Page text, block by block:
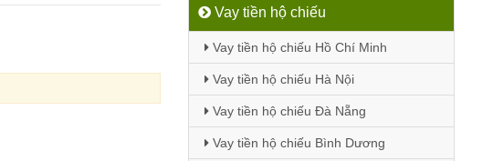
Vay tiền hộ chiếu
Vay tiền hộ chiếu Hồ Chí Minh
Vay tiền hộ chiếu Hà Nội
Vay tiền hộ chiếu Đà Nẵng
Vay tiền hộ chiếu Bình Dương